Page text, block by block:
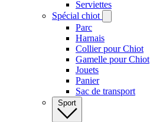
Serviettes
Spécial chiot
Parc
Harnais
Collier pour Chiot
Gamelle pour Chiot
Jouets
Panier
Sac de transport
Sport